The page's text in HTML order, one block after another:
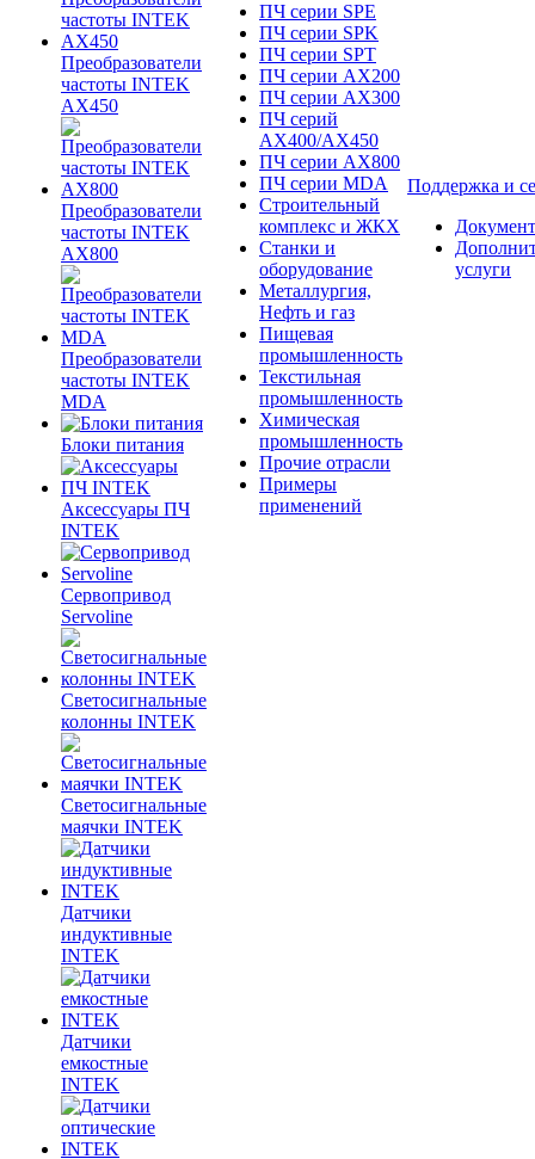
Преобразователи
частоты INTEK
AX450
Преобразователи
частоты INTEK
AX800
Преобразователи
частоты INTEK
MDA
Блоки питания
Аксессуары ПЧ
INTEK
Сервопривод
Servoline
Светосигнальные
колонны INTEK
Светосигнальные
маячки INTEK
Датчики
индуктивные
INTEK
Датчики
емкостные
INTEK
ПЧ серии SPE
ПЧ серии SPK
ПЧ серии SPT
ПЧ серии AX200
ПЧ серии AX300
ПЧ серий
AX400/AX450
ПЧ серии AX800
ПЧ серии MDA
Строительный
комплекс и ЖКХ
Станки и
оборудование
Металлургия,
Нефть и газ
Пищевая
промышленность
Текстильная
промышленность
Химическая
промышленность
Прочие отрасли
Примеры
применений
Поддержка и
услуги